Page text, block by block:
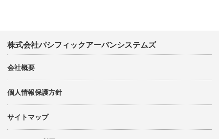
株式会社パシフィックアーバンシステムズ
会社概要
個人情報保護方針
サイトマップ